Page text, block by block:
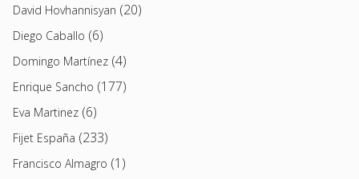
David Hovhannisyan (20)
Diego Caballo (6)
Domingo Martínez (4)
Enrique Sancho (177)
Eva Martinez (6)
Fijet España (233)
Francisco Almagro (1)